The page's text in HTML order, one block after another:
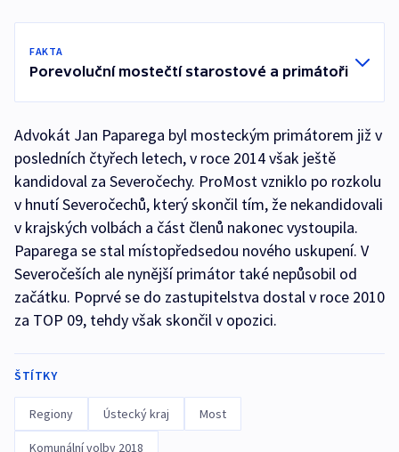
FAKTA
Porevoluční mostečtí starostové a primátoři
Advokát Jan Paparega byl mosteckým primátorem již v
posledních čtyřech letech, v roce 2014 však ještě
kandidoval za Severočechy. ProMost vzniklo po rozkolu
v hnutí Severočechů, který skončil tím, že nekandidovali
v krajských volbách a část členů nakonec vystoupila.
Paparega se stal místopředsedou nového uskupení. V
Severočeších ale nynější primátor také nepůsobil od
začátku. Poprvé se do zastupitelstva dostal v roce 2010
za TOP 09, tehdy však skončil v opozici.
ŠTÍTKY
Regiony Ústecký kraj Most
Komunální volby 2018